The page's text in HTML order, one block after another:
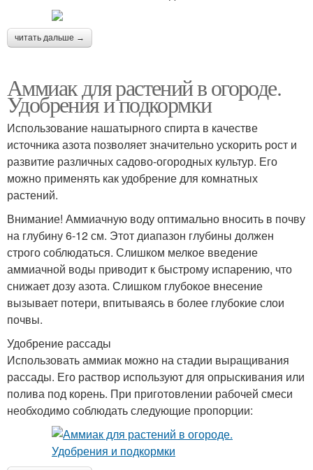
читать дальше →
Аммиак для растений в огороде.
Удобрения и подкормки
Использование нашатырного спирта в качестве
источника азота позволяет значительно ускорить рост и
развитие различных садово-огородных культур. Его
можно применять как удобрение для комнатных
растений.
Внимание! Аммиачную воду оптимально вносить в почву
на глубину 6-12 см. Этот диапазон глубины должен
строго соблюдаться. Слишком мелкое введение
аммиачной воды приводит к быстрому испарению, что
снижает дозу азота. Слишком глубокое внесение
вызывает потери, впитываясь в более глубокие слои
почвы.
Удобрение рассады
Использовать аммиак можно на стадии выращивания
рассады. Его раствор используют для опрыскивания или
полива под корень. При приготовлении рабочей смеси
необходимо соблюдать следующие пропорции: